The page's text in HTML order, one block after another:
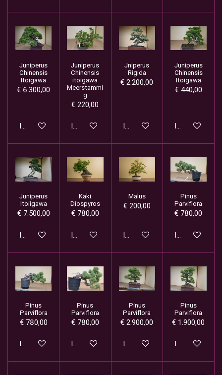
Juniperus
Chinensis
Itoigawa
€ 6.300,00
In winkelwagen
Juniperus
Chinensis
itoigawa
Meerstammi
g
€ 220,00
In winkelwagen
Jniperus
Rigida
€ 2.200,00
In winkelwagen
Juniperus
Chinensis
Itoigawa
€ 440,00
In
Juniperus
Itoiigawa
€ 7.500,00
In winkelwagen
Kaki
Diospyros
€ 780,00
In winkelwagen
Malus
€ 200,00
In winkelwagen
Pinus
Parviflora
€ 780,00
In
Pinus
Parviflora
€ 780,00
In winkelwagen
Pinus
Parviflora
€ 780,00
In winkelwagen
Pinus
Parviflora
€ 2.900,00
In winkelwagen
Pinus
Parviflora
€ 1.900,00
In